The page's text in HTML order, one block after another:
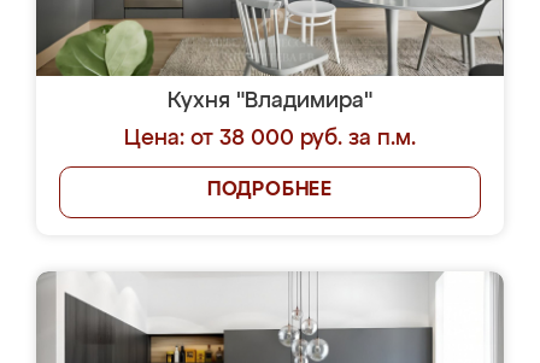
Кухня "Владимира"
Цена: от 38 000 руб. за п.м.
ПОДРОБНЕЕ